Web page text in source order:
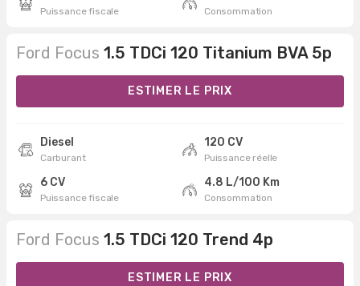
Puissance fiscale Consommation
Ford Focus 1.5 TDCi 120 Titanium BVA 5p
ESTIMER LE PRIX
Diesel
Carburant
120 CV
Puissance réelle
6 CV
Puissance fiscale
4.8 L/100 Km
Consommation
Ford Focus 1.5 TDCi 120 Trend 4p
ESTIMER LE PRIX